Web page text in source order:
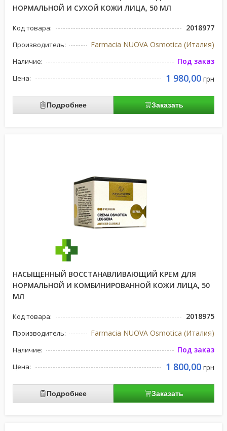
НОРМАЛЬНОЙ И СУХОЙ КОЖИ ЛИЦА, 50 МЛ
Код товара: 2018977
Производитель: Farmacia NUOVA Osmotica (Италия)
Наличие: Под заказ
Цена: 1 980,00 грн
Подробнее Заказать
НАСЫЩЕННЫЙ ВОССТАНАВЛИВАЮЩИЙ КРЕМ ДЛЯ
НОРМАЛЬНОЙ И КОМБИНИРОВАННОЙ КОЖИ ЛИЦА, 50
МЛ
Код товара: 2018975
Производитель: Farmacia NUOVA Osmotica (Италия)
Наличие: Под заказ
Цена: 1 800,00 грн
Подробнее Заказать